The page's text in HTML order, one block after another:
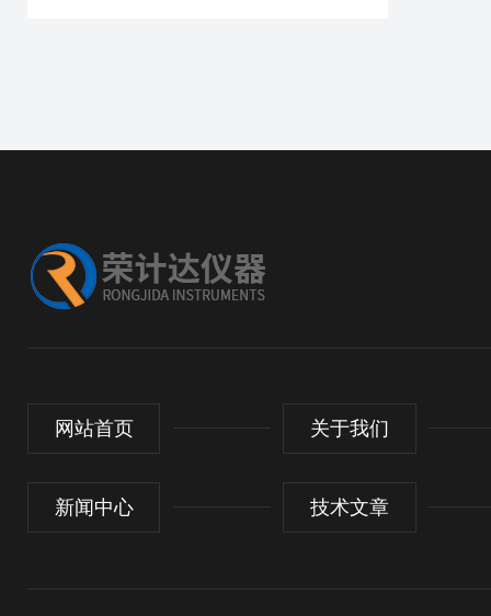
网站首页 关于我们
新闻中心 技术文章